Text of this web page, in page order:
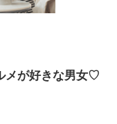
メが好きな男女♡